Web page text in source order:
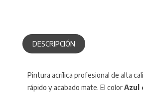
DESCRIPCIÓN
Pintura acrílica profesional de alta
rápido y acabado mate. El colorAzul